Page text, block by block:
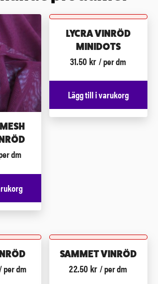
dm
LYCRA VINRÖD
MINIDOTS
31.50 kr / per dm
Lägg till i varukorg
per dm
SAMMET VINRÖD
22.50 kr / per dm